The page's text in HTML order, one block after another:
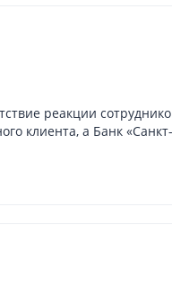
реакции
клиента, а Банк